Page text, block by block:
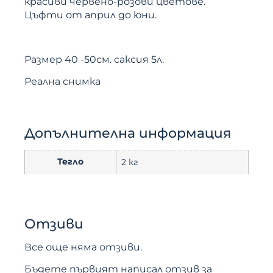
Цъфти от април до юни.
Размер 40 -50см. саксия 5л.
Реална снимка
Допълнителна информация
Тегло 2 кг
Отзиви
Все още няма отзиви.
Бъдете първият написал отзив за